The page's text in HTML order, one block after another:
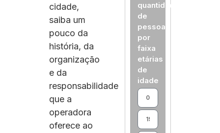
cidade,
saiba um
pouco da
história, da
organização
e da
responsabilidade
que a
operadora
oferece ao
quantidade
de
pessoas
por
faixa
etárias
de
idade